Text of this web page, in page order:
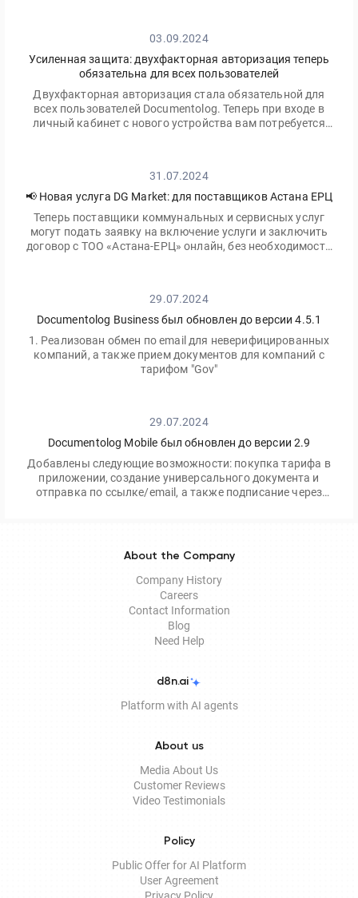
03.09.2024
Усиленная защита: двухфакторная авторизация теперь
обязательна для всех пользователей
Двухфакторная авторизация стала обязательной для
всех пользователей Documentolog. Теперь при входе в
личный кабинет с нового устройства вам потребуется
31.07.2024
📢 Новая услуга DG Market: для поставщиков Астана ЕРЦ
Теперь поставщики коммунальных и сервисных услуг
могут подать заявку на включение услуги и заключить
договор с ТОО «Астана-ЕРЦ» онлайн, без необходимости
29.07.2024
Documentolog Business был обновлен до версии 4.5.1
1. Реализован обмен по email для неверифицированных
компаний, а также прием документов для компаний с
тарифом "Gov"
29.07.2024
Documentolog Mobile был обновлен до версии 2.9
Добавлены следующие возможности: покупка тарифа в
приложении, создание универсального документа и
отправка по ссылке/email, а также подписание через
About the Company
Company History
Careers
Contact Information
Blog
Need Help
d8n.ai
Platform with AI agents
About us
Media About Us
Customer Reviews
Video Testimonials
Policy
Public Offer for AI Platform
User Agreement